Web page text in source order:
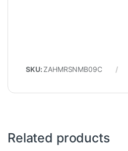
SKU:ZAHMRSNMB09C
Related products